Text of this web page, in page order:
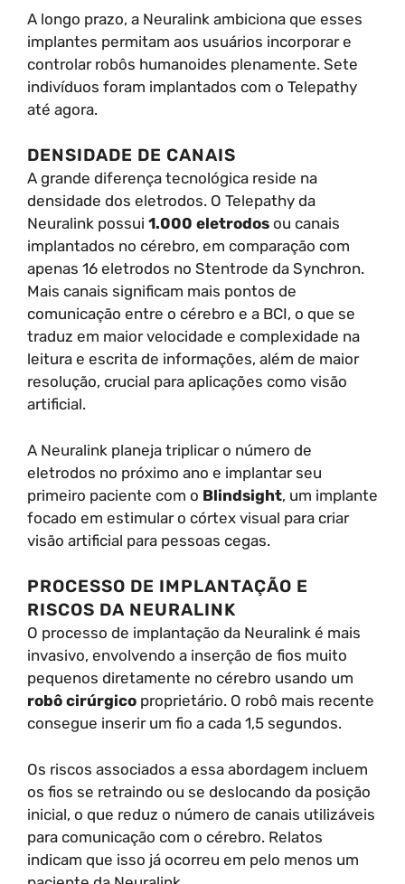
A longo prazo, a Neuralink ambiciona que esses
implantes permitam aos usuários incorporar e
controlar robôs humanoides plenamente. Sete
indivíduos foram implantados com o Telepathy
até agora.
DENSIDADE DE CANAIS
A grande diferença tecnológica reside na
densidade dos eletrodos. O Telepathy da
Neuralink possui 1.000 eletrodos ou canais
implantados no cérebro, em comparação com
apenas 16 eletrodos no Stentrode da Synchron.
Mais canais significam mais pontos de
comunicação entre o cérebro e a BCI, o que se
traduz em maior velocidade e complexidade na
leitura e escrita de informações, além de maior
resolução, crucial para aplicações como visão
artificial.
A Neuralink planeja triplicar o número de
eletrodos no próximo ano e implantar seu
primeiro paciente com o Blindsight, um implante
focado em estimular o córtex visual para criar
visão artificial para pessoas cegas.
PROCESSO DE IMPLANTAÇÃO E
RISCOS DA NEURALINK
O processo de implantação da Neuralink é mais
invasivo, envolvendo a inserção de fios muito
pequenos diretamente no cérebro usando um
robô cirúrgico proprietário. O robô mais recente
consegue inserir um fio a cada 1,5 segundos.
Os riscos associados a essa abordagem incluem
os fios se retraindo ou se deslocando da posição
inicial, o que reduz o número de canais utilizáveis
para comunicação com o cérebro. Relatos
indicam que isso já ocorreu em pelo menos um